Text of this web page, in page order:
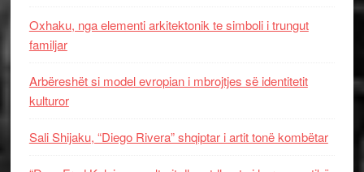
Oxhaku, nga elementi arkitektonik te simboli i trungut
familjar
Arbëreshët si model evropian i mbrojtjes së identitetit
kulturor
Sali Shijaku, “Diego Rivera” shqiptar i artit tonë kombëtar